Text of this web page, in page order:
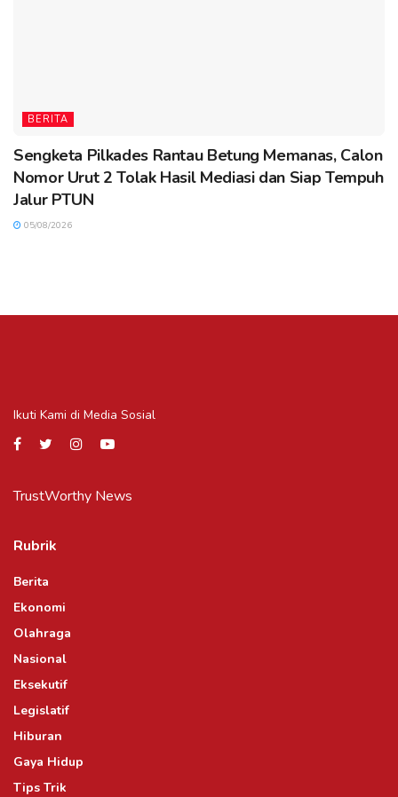
BERITA
Sengketa Pilkades Rantau Betung Memanas, Calon
Nomor Urut 2 Tolak Hasil Mediasi dan Siap Tempuh
Jalur PTUN
05/08/2026
Ikuti Kami di Media Sosial
TrustWorthy News
Rubrik
Berita
Ekonomi
Olahraga
Nasional
Eksekutif
Legislatif
Hiburan
Gaya Hidup
Tips Trik